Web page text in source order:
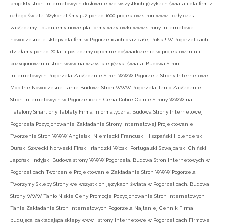
projekty stron internetowych dosłownie we wszystkich językach świata i dla firm z
całego świata. Wykonaliśmy już ponad 1000 projektów stron www i cały czas
zakładamy i budujemy nowe platformy wizytówki www strony internetowe i
nowoczesne e-sklepy dla firm w Pogorzelicach oraz całej Polski! W Pogorzelicach
działamy ponad 20 lat i posiadamy ogromne doświadczenie w projektowaniu i
pozycjonowaniu stron www na wszystkie języki świata. Budowa Stron
Internetowych Pogorzela Zakładanie Stron WWW Pogorzela Strony Internetowe
Mobilne Nowoczesne Tanie Budowa Stron WWW Pogorzela Tanio Zakładanie
Stron Internetowych w Pogorzelicach Cena Dobre Opinie Strony WWW na
Telefony Smartfony Tablety Firma Informatyczna. Budowa Strony Internetowej
Pogorzela Pozycjonowanie Zakładanie Strony Internetowej Projektowanie
Tworzenie Stron WWW Angielski Niemiecki Francuski Hiszpański Holenderski
Duński Szwecki Norweski Fiński Irlandzki Włoski Portugalski Szwajcarski Chiński
Japoński Indyjski Budowa strony WWW Pogorzela. Budowa Stron Internetowych w
Pogorzelicach Tworzenie Projektowanie Zakładanie Stron WWW Pogorzela
Tworzymy Sklepy Strony we wszystkich językach świata w Pogorzelicach. Budowa
Strony WWW Tanio Niskie Ceny Promocje Pozycjonowanie Stron Internetowych
Tanie Zakładanie Stron Internetowych Pogorzela Najtaniej Cennik Firma
budująca zakładająca sklepy www i strony internetowe w Pogorzelicach Firmowe